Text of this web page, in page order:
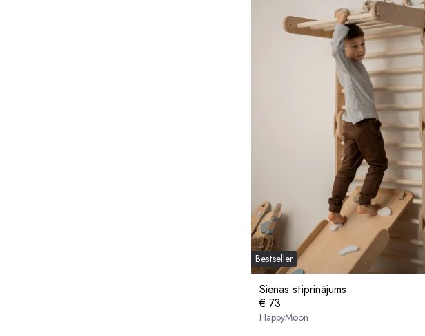
Bestseller
Sienas stiprinājums
€ 73
HappyMoon